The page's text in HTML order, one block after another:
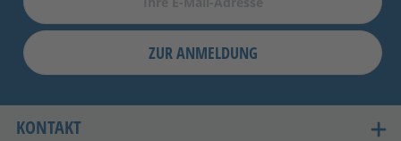
ZUR ANMELDUNG
KONTAKT